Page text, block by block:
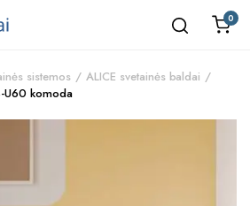
0
sistemos
ALICE svetainės baldai
U60 komoda